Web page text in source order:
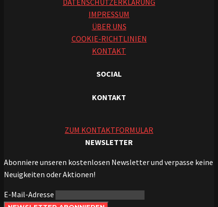
IMPRESSUM
ÜBER UNS
COOKIE-RICHTLINIEN
KONTAKT
SOCIAL
KONTAKT
ZUM KONTAKTFORMULAR
NEWSLETTER
Abonniere unseren kostenlosen Newsletter und verpasse keine
Neuigkeiten oder Aktionen!
E-Mail-Adresse